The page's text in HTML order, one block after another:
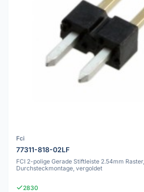
Fci
77311-818-02LF
FCI 2-polige Gerade Stiftleiste 2.54mm Raster,
Durchsteckmontage, vergoldet
2830